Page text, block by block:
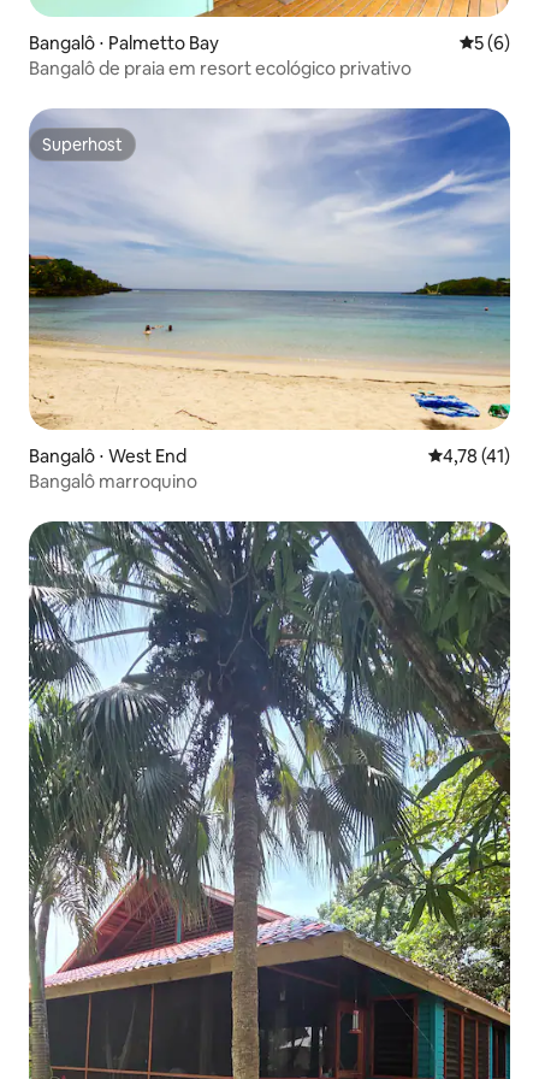
Bangalô ⋅ Palmetto Bay 5 de
5 (6)
Bangalô de praia em resort ecológico privativo
Superhost
Superhost
Bangalô ⋅ West End 4,78 de uma
4,78 (41)
Bangalô marroquino